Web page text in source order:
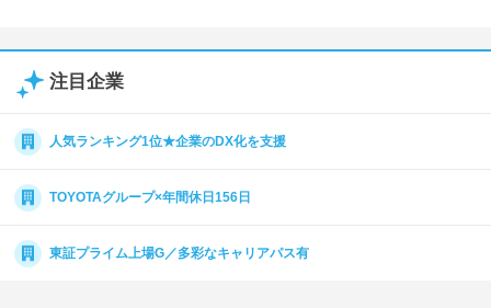
注目企業
人気ランキング1位★企業のDX化を支援
TOYOTAグループ×年間休日156日
東証プライム上場G／多彩なキャリアパス有